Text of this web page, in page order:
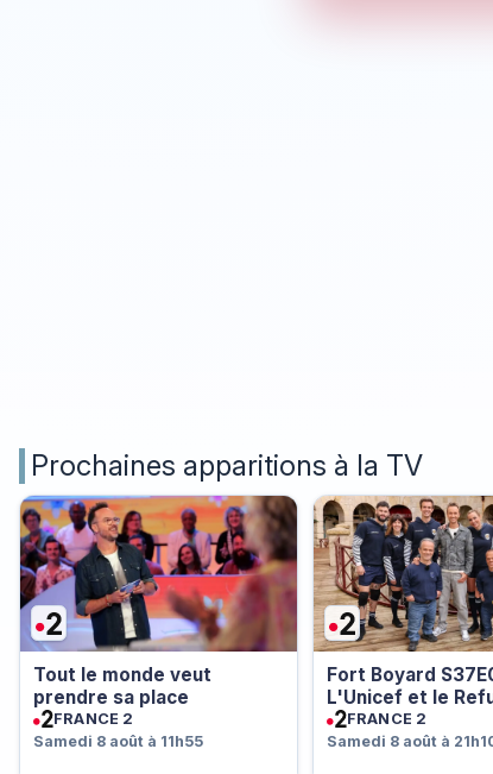
Prochaines apparitions à la TV
Tout le monde veut
prendre sa place
FRANCE 2
Samedi 8 août à 11h55
Fort Boyard
L'Unicef et le
FRANCE 2
Samedi 8 août à